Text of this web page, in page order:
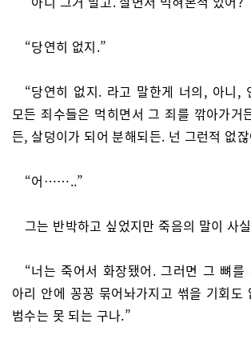
“당연히 없지.”
“당연히 없지. 라고 말한게 너의, 아니,
모든 죄수들은 먹히면서 그 죄를 깎아가거
든, 살덩이가 되어 분해되든. 넌 그런적 없
“어……..”
그는 반박하고 싶었지만 죽음의 말이 사
“너는 죽어서 화장됐어. 그러면 그 뼈
아리 안에 꽁꽁 묶어놔가지고 썪을 기회도
범수는 못 되는 구나.”